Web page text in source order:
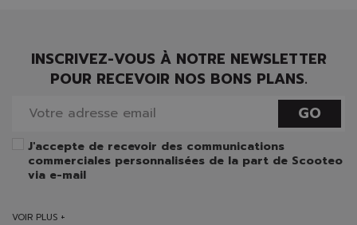
INSCRIVEZ-VOUS À NOTRE NEWSLETTER
POUR RECEVOIR NOS BONS PLANS.
GO
J'accepte de recevoir des communications
commerciales personnalisées de la part de Scooteo
via e-mail
VOIR PLUS +